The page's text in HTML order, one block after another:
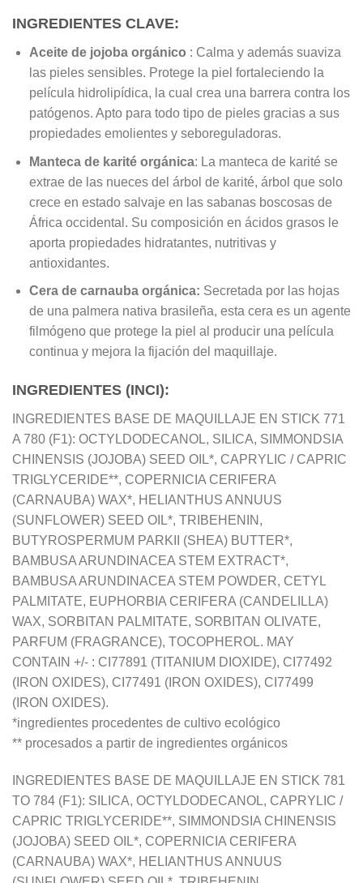
INGREDIENTES CLAVE:
Aceite de jojoba orgánico : Calma y además suaviza
las pieles sensibles. Protege la piel fortaleciendo la
película hidrolipídica, la cual crea una barrera contra los
patógenos. Apto para todo tipo de pieles gracias a sus
propiedades emolientes y seboreguladoras.
Manteca de karité orgánica: La manteca de karité se
extrae de las nueces del árbol de karité, árbol que solo
crece en estado salvaje en las sabanas boscosas de
África occidental. Su composición en ácidos grasos le
aporta propiedades hidratantes, nutritivas y
antioxidantes.
Cera de carnauba orgánica: Secretada por las hojas
de una palmera nativa brasileña, esta cera es un agente
filmógeno que protege la piel al producir una película
continua y mejora la fijación del maquillaje.
INGREDIENTES (INCI):
INGREDIENTES BASE DE MAQUILLAJE EN STICK 771
A 780 (F1): OCTYLDODECANOL, SILICA, SIMMONDSIA
CHINENSIS (JOJOBA) SEED OIL*, CAPRYLIC / CAPRIC
TRIGLYCERIDE**, COPERNICIA CERIFERA
(CARNAUBA) WAX*, HELIANTHUS ANNUUS
(SUNFLOWER) SEED OIL*, TRIBEHENIN,
BUTYROSPERMUM PARKII (SHEA) BUTTER*,
BAMBUSA ARUNDINACEA STEM EXTRACT*,
BAMBUSA ARUNDINACEA STEM POWDER, CETYL
PALMITATE, EUPHORBIA CERIFERA (CANDELILLA)
WAX, SORBITAN PALMITATE, SORBITAN OLIVATE,
PARFUM (FRAGRANCE), TOCOPHEROL. MAY
CONTAIN +/- : CI77891 (TITANIUM DIOXIDE), CI77492
(IRON OXIDES), CI77491 (IRON OXIDES), CI77499
(IRON OXIDES).
*ingredientes procedentes de cultivo ecológico
** procesados a partir de ingredientes orgánicos
INGREDIENTES BASE DE MAQUILLAJE EN STICK 781
TO 784 (F1): SILICA, OCTYLDODECANOL, CAPRYLIC /
CAPRIC TRIGLYCERIDE**, SIMMONDSIA CHINENSIS
(JOJOBA) SEED OIL*, COPERNICIA CERIFERA
(CARNAUBA) WAX*, HELIANTHUS ANNUUS